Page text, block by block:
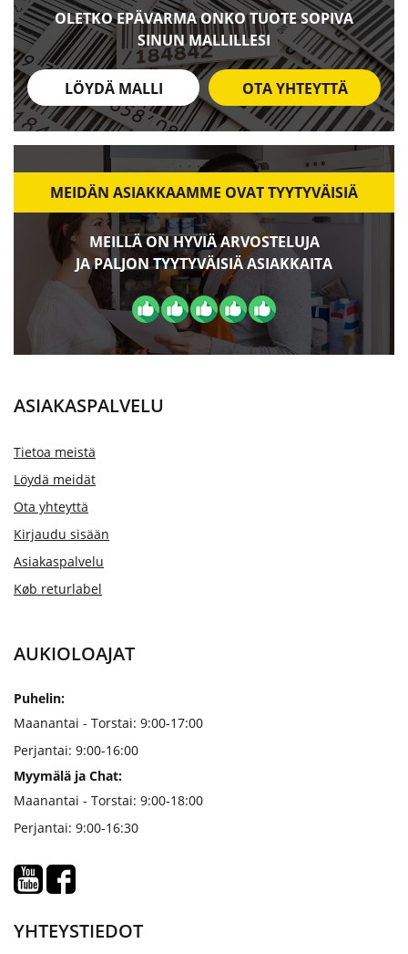
OLETKO EPÄVARMA ONKO TUOTE SOPIVA
SINUN MALLILLESI
LÖYDÄ MALLI OTA YHTEYTTÄ
MEIDÄN ASIAKKAAMME OVAT TYYTYVÄISIÄ
MEILLÄ ON HYVIÄ ARVOSTELUJA
JA PALJON TYYTYVÄISIÄ ASIAKKAITA
ASIAKASPALVELU
Tietoa meistä
Löydä meidät
Ota yhteyttä
Kirjaudu sisään
Asiakaspalvelu
Køb returlabel
AUKIOLOAJAT
Puhelin:
Maanantai - Torstai: 9:00-17:00
Perjantai: 9:00-16:00
Myymälä ja Chat:
Maanantai - Torstai: 9:00-18:00
Perjantai: 9:00-16:30
YHTEYSTIEDOT